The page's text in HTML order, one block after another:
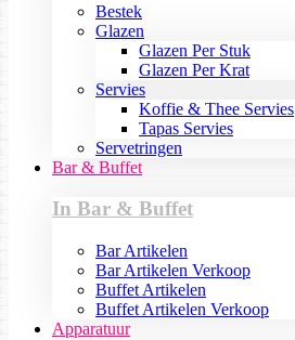
Bestek
Glazen
Glazen Per Stuk
Glazen Per Krat
Servies
Koffie & Thee Servies
Tapas Servies
Servetringen
Bar & Buffet
In Bar & Buffet
Bar Artikelen
Bar Artikelen Verkoop
Buffet Artikelen
Buffet Artikelen Verkoop
Apparatuur